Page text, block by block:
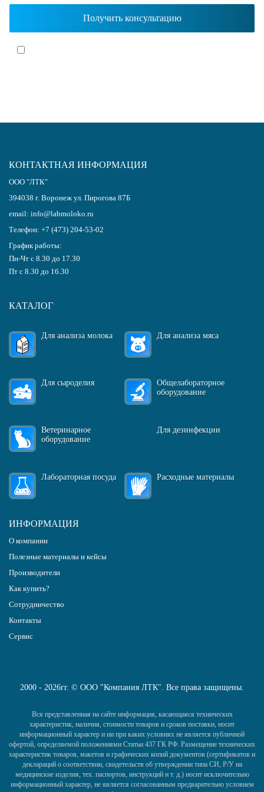
КОНТАКТНАЯ ИНФОРМАЦИЯ
ООО "ЛТК"
394038 г. Воронеж ул. Пирогова 87Б
email: info@labmoloko.ru
Телефон: +7 (473) 204-53-02
График работы:
Пн-Чт с 8.30 до 17.30
Пт с 8.30 до 16.30
КАТАЛОГ
Для анализа молока Для анализа мяса
Для сыроделия
Общелабораторное
оборудование
Ветеринарное
оборудование
Для дезинфекции
Лабораторная посуда Расходные материалы
ИНФОРМАЦИЯ
О компании
Полезные материалы и кейсы
Производители
Как купить?
Сотрудничество
Контакты
Сервис
2000 - 2026гг. © ООО "Компания ЛТК". Все права защищены.
Вся представленная на сайте информация, касающаяся технических
характеристик, наличия, стоимости товаров и сроков поставки, носит
информационный характер и ни при каких условиях не является публичной
офертой, определяемой положениями Статьи 437 ГК РФ. Размещение технических
характеристик товаров, макетов и графических копий документов (сертификатов и
деклараций о соответствии, свидетельств об утверждении типа СИ, Р/У на
медицинские изделия, тех. паспортов, инструкций и т. д.) носит исключительно
информационный характер, не является согласованным предварительно условием